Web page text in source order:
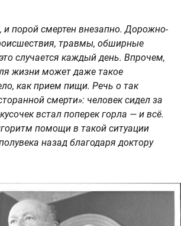
и порой смертен внезапно. Дорожно-
травмы, обширные
случается каждый день. Впрочем,
жизни может даже такое
как прием пищи. Речь о так
смерти»: человек сидел за
встал поперек горла — и всё.
помощи в такой ситуации
назад благодаря доктору